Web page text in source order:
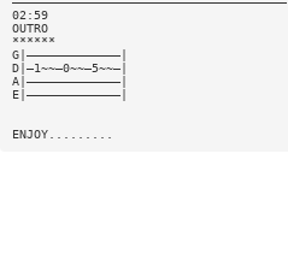
02:59
OUTRO
******
G|—————————————|
D|—1~~—0~~—5~~—|
A|—————————————|
E|—————————————|
ENJOY.........